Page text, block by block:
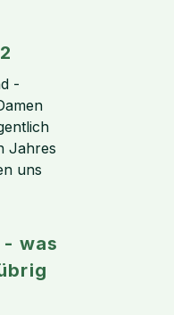
-
Jahres
uns
- was